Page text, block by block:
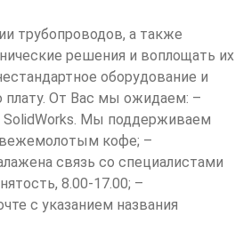
трубопроводов, а также
решения и воплощать их
оборудование и
плату. От Вас мы ожидаем: –
SolidWorks. Мы поддерживаем
кофе; –
связь со специалистами
8.00-17.00; –
с указанием названия